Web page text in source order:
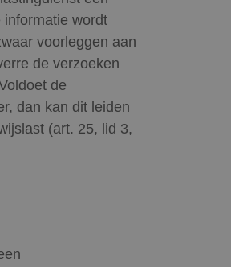
informatie wordt
voorleggen aan
de verzoeken
de
dan kan dit leiden
(art. 25, lid 3,